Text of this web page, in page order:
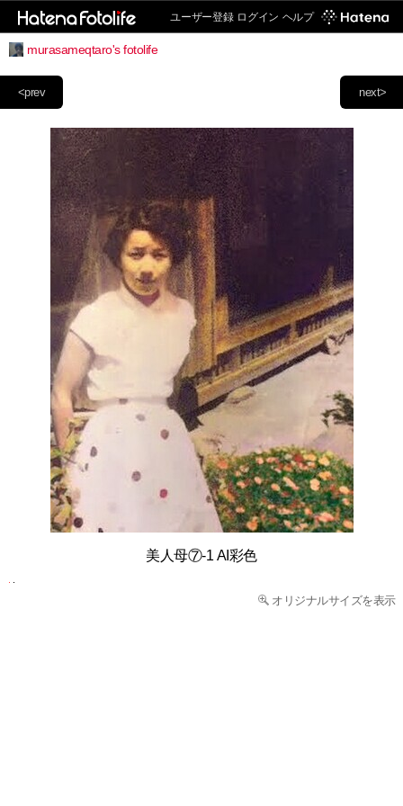
ユーザー登録 ログイン ヘルプ
murasameqtaro's fotolife
next>
<prev
美人母⑦-1 AI彩色
オリジナルサイズを表示